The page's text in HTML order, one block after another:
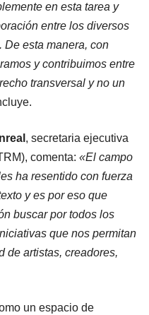
en esta tarea y
entre los diversos
De esta manera, con
y contribuimos entre
transversal y no un
, secretaria ejecutiva
comenta: «El campo
ha resentido con fuerza
y es por eso que
buscar por todos los
que nos permitan
de artistas, creadores,
un espacio de